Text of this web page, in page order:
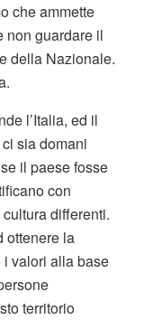
che ammette
non guardare il
della Nazionale.
l’Italia, ed il
sia domani
il paese fosse
con
differenti.
ottenere la
valori alla base
territorio